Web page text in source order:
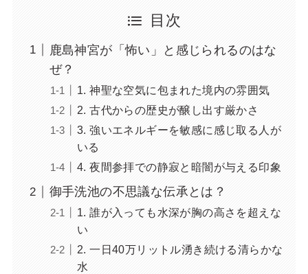
目次
鹿島神宮が「怖い」と感じられるのはな
ぜ？
1. 神聖な空気に包まれた境内の雰囲気
2. 古代からの歴史が醸し出す厳かさ
3. 強いエネルギーを敏感に感じ取る人が
いる
4. 夜間参拝での静寂と暗闇が与える印象
御手洗池の不思議な伝承とは？
1. 誰が入っても水深が胸の高さを超えな
い
2. 一日40万リットル湧き続ける清らかな
水